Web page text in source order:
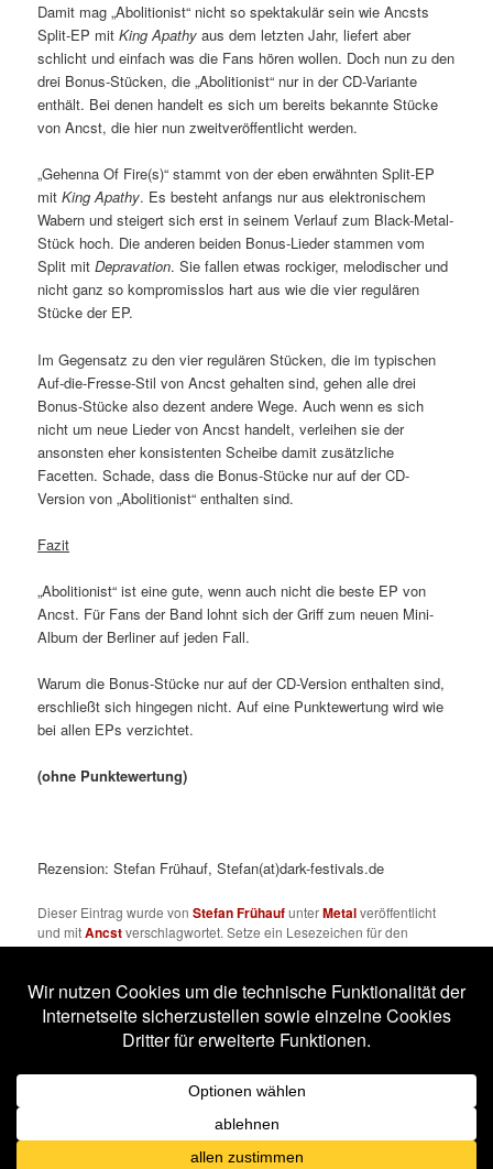
Damit mag „Abolitionist“ nicht so spektakulär sein wie Ancsts
Split-EP mit King Apathy aus dem letzten Jahr, liefert aber
schlicht und einfach was die Fans hören wollen. Doch nun zu den
drei Bonus-Stücken, die „Abolitionist“ nur in der CD-Variante
enthält. Bei denen handelt es sich um bereits bekannte Stücke
von Ancst, die hier nun zweitveröffentlicht werden.
„Gehenna Of Fire(s)“ stammt von der eben erwähnten Split-EP
mitKing Apathy. Es besteht anfangs nur aus elektronischem
Wabern und steigert sich erst in seinem Verlauf zum Black-Metal-
Stück hoch. Die anderen beiden Bonus-Lieder stammen vom
Split mitDepravation. Sie fallen etwas rockiger, melodischer und
nicht ganz so kompromisslos hart aus wie die vier regulären
Stücke der EP.
Im Gegensatz zu den vier regulären Stücken, die im typischen
Auf-die-Fresse-Stil von Ancst gehalten sind, gehen alle drei
Bonus-Stücke also dezent andere Wege. Auch wenn es sich
nicht um neue Lieder von Ancst handelt, verleihen sie der
ansonsten eher konsistenten Scheibe damit zusätzliche
Facetten. Schade, dass die Bonus-Stücke nur auf der CD-
Version von „Abolitionist“ enthalten sind.
Fazit
„Abolitionist“ ist eine gute, wenn auch nicht die beste EP von
Ancst. Für Fans der Band lohnt sich der Griff zum neuen Mini-
Album der Berliner auf jeden Fall.
Warum die Bonus-Stücke nur auf der CD-Version enthalten sind,
erschließt sich hingegen nicht. Auf eine Punktewertung wird wie
bei allen EPs verzichtet.
(ohne Punktewertung)
Rezension: Stefan Frühauf, Stefan(at)dark-festivals.de
Dieser Eintrag wurde vonStefan FrühaufunterMetalveröffentlicht
und mitAncstverschlagwortet. Setze ein Lesezeichen für den
Permalink.
Impressum
Stolz präsentiert von WordPress